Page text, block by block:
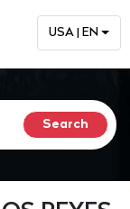
USA | EN